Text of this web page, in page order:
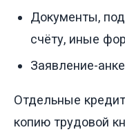
Документы,
счёту, иные
Заявление-
Отдельные
копию трудовой